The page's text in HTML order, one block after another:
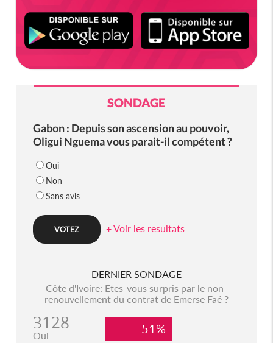
SONDAGE
Gabon : Depuis son ascension au pouvoir,
Oligui Nguema vous parait-il compétent ?
Oui
Non
Sans avis
+ Voir les resultats
DERNIER SONDAGE
Côte d'Ivoire: Etes-vous surpris par le non-
renouvellement du contrat de Emerse Faé ?
3128
Oui 51%